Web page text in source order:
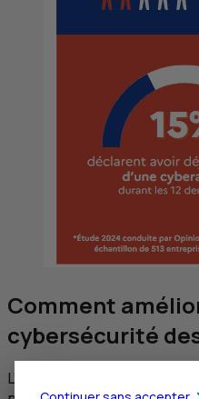
Comment
cybersécurité
L’enquête fait ressortir que,